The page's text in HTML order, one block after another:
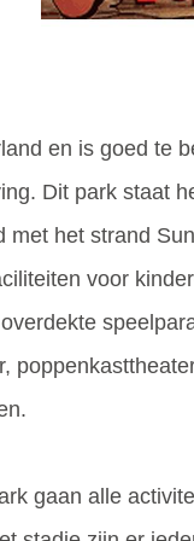
en is goed te
Dit park staat
het strand
voor
gaan alle